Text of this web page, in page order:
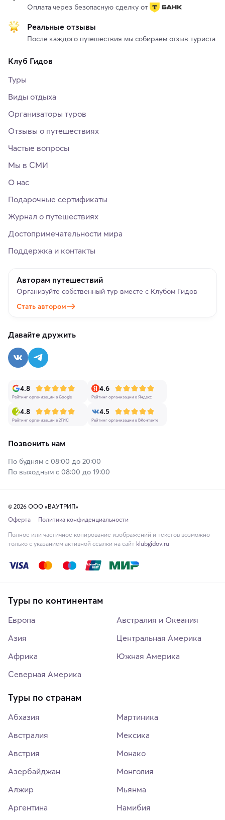
Оплата через безопасную сделку от
Реальные отзывы
После каждого путешествия мы собираем отзыв туриста
Клуб Гидов
Туры
Виды отдыха
Организаторы туров
Отзывы о путешествиях
Частые вопросы
Мы в СМИ
О нас
Подарочные сертификаты
Журнал о путешествиях
Достопримечательности мира
Поддержка и контакты
Авторам путешествий
Организуйте собственный тур вместе с Клубом Гидов
Стать автором
Давайте дружить
4.8
Рейтинг организации в Google
4.6
Рейтинг организации в Яндекс
4.8
Рейтинг организации в 2ГИС
4.5
Рейтинг организации в ВКонтакте
Позвонить нам
По будням с 08:00 до 20:00
По выходным с 08:00 до 19:00
© 2026 ООО «ВАУТРИП»
Оферта
Политика конфиденциальности
Полное или частичное копирование изображений и текстов возможно
только с указанием активной ссылки на сайт klubgidov.ru
Туры по континентам
Европа
Азия
Африка
Северная Америка
Австралия и Океания
Центральная Америка
Южная Америка
Туры по странам
Абхазия
Австралия
Австрия
Азербайджан
Алжир
Аргентина
Мартиника
Мексика
Монако
Монголия
Мьянма
Намибия